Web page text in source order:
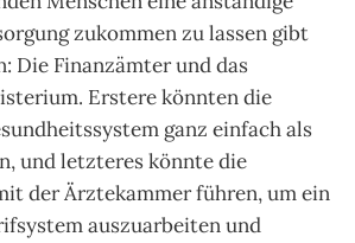
zukommen zu lassen gibt
Die Finanzämter und das
Erstere könnten die
ganz einfach als
und letzteres könnte die
der Ärztekammer führen, um ein
auszuarbeiten und